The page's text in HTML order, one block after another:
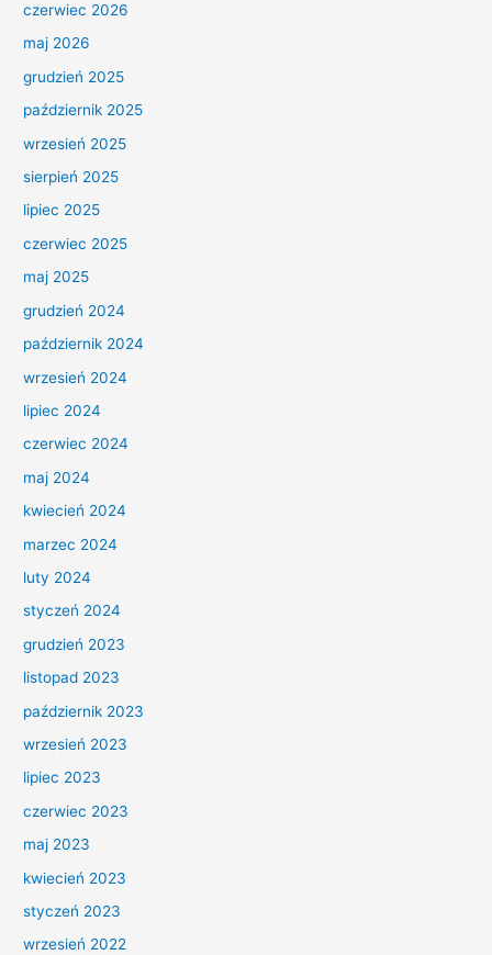
czerwiec 2026
maj 2026
grudzień 2025
październik 2025
wrzesień 2025
sierpień 2025
lipiec 2025
czerwiec 2025
maj 2025
grudzień 2024
październik 2024
wrzesień 2024
lipiec 2024
czerwiec 2024
maj 2024
kwiecień 2024
marzec 2024
luty 2024
styczeń 2024
grudzień 2023
listopad 2023
październik 2023
wrzesień 2023
lipiec 2023
czerwiec 2023
maj 2023
kwiecień 2023
styczeń 2023
wrzesień 2022